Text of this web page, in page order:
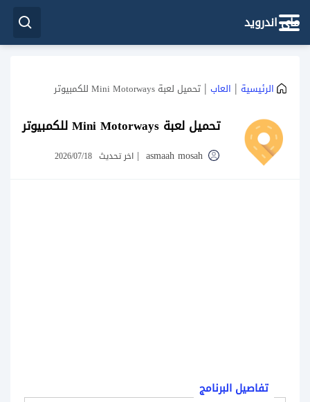
ماي اندرويد
الرئيسية | العاب | تحميل لعبة Mini Motorways للكمبيوتر
تحميل لعبة Mini Motorways للكمبيوتر
asmaah mosah
| اخر تحديث 2026/07/18
تفاصيل البرنامج